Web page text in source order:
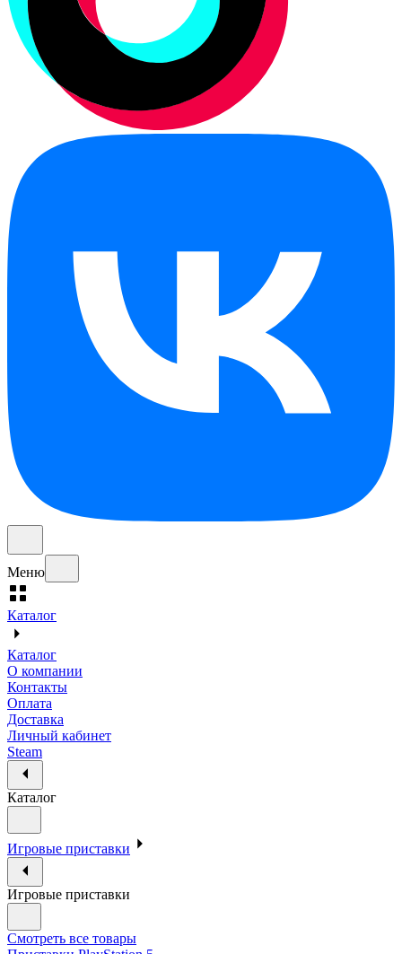
Меню
Каталог
Каталог
О компании
Контакты
Оплата
Доставка
Личный кабинет
Steam
Каталог
Игровые приставки
Игровые приставки
Смотреть все товары